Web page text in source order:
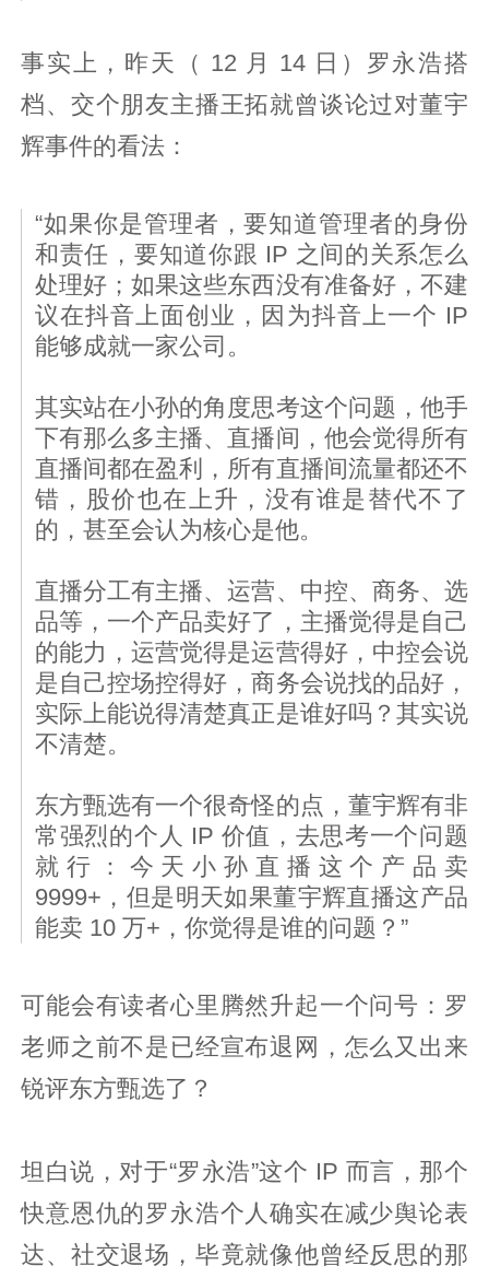
事实上，昨天（ 12 月 14 日）罗永浩搭
档、交个朋友主播王拓就曾谈论过对董宇
辉事件的看法：
“如果你是管理者，要知道管理者的身份
和责任，要知道你跟 IP 之间的关系怎么
处理好；如果这些东西没有准备好，不建
议在抖音上面创业，因为抖音上一个 IP
能够成就一家公司。
其实站在小孙的角度思考这个问题，他手
下有那么多主播、直播间，他会觉得所有
直播间都在盈利，所有直播间流量都还不
错，股价也在上升，没有谁是替代不了
的，甚至会认为核心是他。
直播分工有主播、运营、中控、商务、选
品等，一个产品卖好了，主播觉得是自己
的能力，运营觉得是运营得好，中控会说
是自己控场控得好，商务会说找的品好，
实际上能说得清楚真正是谁好吗？其实说
不清楚。
东方甄选有一个很奇怪的点，董宇辉有非
常强烈的个人 IP 价值，去思考一个问题
就行：今天小孙直播这个产品卖
9999+，但是明天如果董宇辉直播这产品
能卖 10 万+，你觉得是谁的问题？”
可能会有读者心里腾然升起一个问号：罗
老师之前不是已经宣布退网，怎么又出来
锐评东方甄选了？
坦白说，对于“罗永浩”这个 IP 而言，那个
快意恩仇的罗永浩个人确实在减少舆论表
达、社交退场，毕竟就像他曾经反思的那